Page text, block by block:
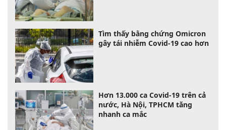
Tìm thấy bằng chứng Omicron
gây tái nhiễm Covid-19 cao hơn
Hơn 13.000 ca Covid-19 trên cả
nước, Hà Nội, TPHCM tăng
nhanh ca mắc